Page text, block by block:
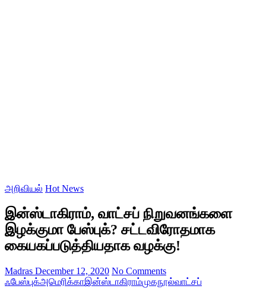
அறிவியல் Hot News
இன்ஸ்டாகிராம், வாட்சப் நிறுவனங்களை
இழக்குமா பேஸ்புக்? சட்டவிரோதமாக
கையகப்படுத்தியதாக வழக்கு!
Madras December 12, 2020 No Comments
ஃபேஸ்புக்அமெரிக்காஇன்ஸ்டாகிராம்முகநூல்வாட்சப்